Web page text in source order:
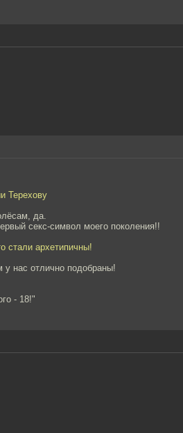
Терехову
да.
секс-символ моего поколения!!
стали архетипичны!
у нас отлично подобраны!
- 18!"